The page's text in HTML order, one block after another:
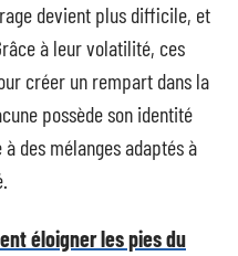
devient plus difficile, et
à leur volatilité, ces
créer un rempart dans la
possède son identité
des mélanges adaptés à
éloigner les pies du